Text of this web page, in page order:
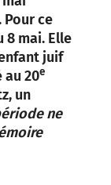
ce
8 mai. Elle
juif
au 20e
un
ne